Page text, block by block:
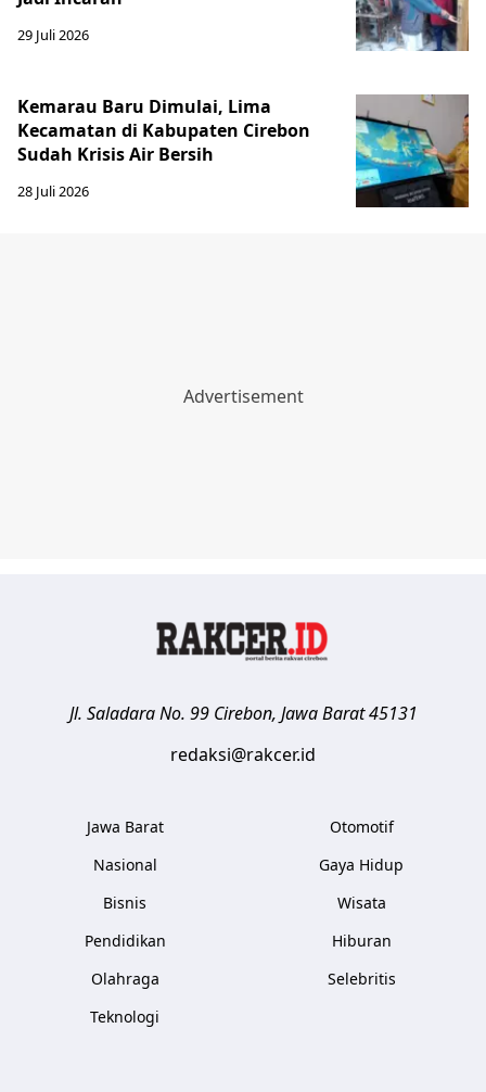
29 Juli 2026
Kemarau Baru Dimulai, Lima
Kecamatan di Kabupaten Cirebon
Sudah Krisis Air Bersih
28 Juli 2026
Jl. Saladara No. 99 Cirebon, Jawa Barat 45131
redaksi@rakcer.id
Jawa Barat
Nasional
Bisnis
Pendidikan
Olahraga
Teknologi
Otomotif
Gaya Hidup
Wisata
Hiburan
Selebritis